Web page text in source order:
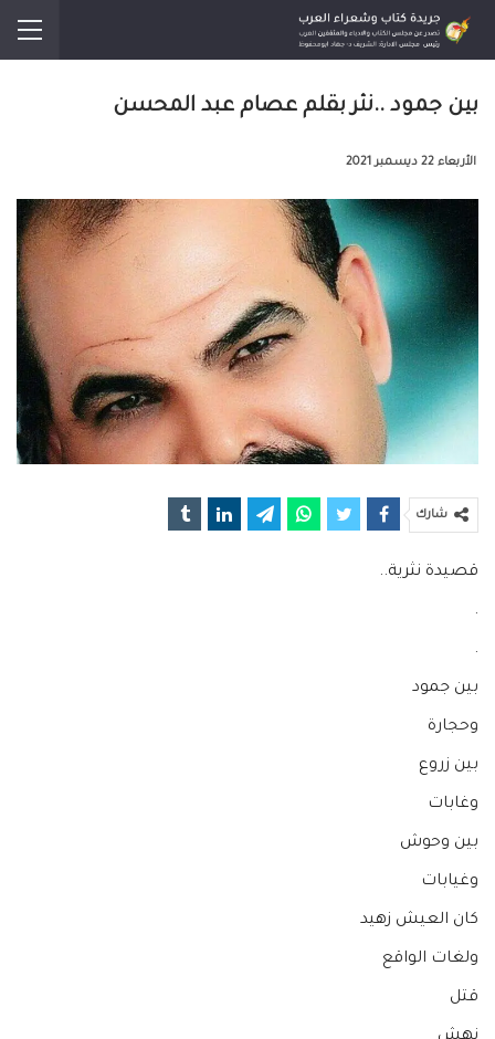
بين جمود ..نثر بقلم عصام عبد المحسن
الأربعاء 22 ديسمبر 2021
شارك
قصيدة نثرية..
.
.
بين جمود
وحجارة
بين زروع
وغابات
بين وحوش
وغيابات
كان العيش زهيد
ولغات الواقع
قتل